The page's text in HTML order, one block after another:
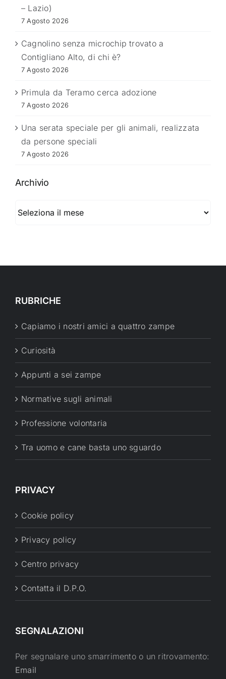
– Lazio)
7 Agosto 2026
Cagnolino senza microchip trovato a
Contigliano Alto, di chi è?
7 Agosto 2026
Primula da Teramo cerca adozione
7 Agosto 2026
Una serata speciale per gli animali, realizzata
da persone speciali
7 Agosto 2026
Archivio
RUBRICHE
Capiamo i nostri amici a quattro zampe
Curiosità
Appunti a sei zampe
Normative sugli animali
Professione volontaria
Tra uomo e cane basta uno sguardo
PRIVACY
Cookie policy
Privacy policy
Centro privacy
Contatta il D.P.O.
SEGNALAZIONI
Per segnalare uno smarrimento o un ritrovamento:
Email